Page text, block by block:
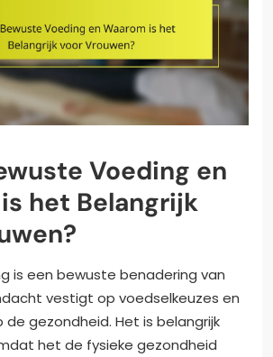
Voeding en
het Belangrijk
is een bewuste benadering van
vestigt op voedselkeuzes en
gezondheid. Het is belangrijk
het de fysieke gezondheid